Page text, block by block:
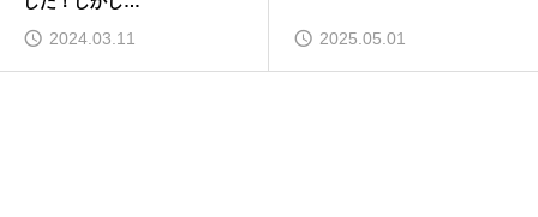
2024.03.11
2025.05.01
まとめ